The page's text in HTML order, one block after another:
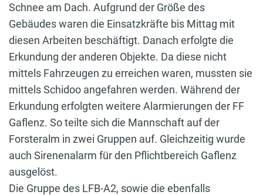
Schnee am Dach. Aufgrund der Größe des
Gebäudes waren die Einsatzkräfte bis Mittag mit
diesen Arbeiten beschäftigt. Danach erfolgte die
Erkundung der anderen Objekte. Da diese nicht
mittels Fahrzeugen zu erreichen waren, mussten sie
mittels Schidoo angefahren werden. Während der
Erkundung erfolgten weitere Alarmierungen der FF
Gaflenz. So teilte sich die Mannschaft auf der
Forsteralm in zwei Gruppen auf. Gleichzeitig wurde
auch Sirenenalarm für den Pflichtbereich Gaflenz
ausgelöst.
Die Gruppe des LFB-A2, sowie die ebenfalls